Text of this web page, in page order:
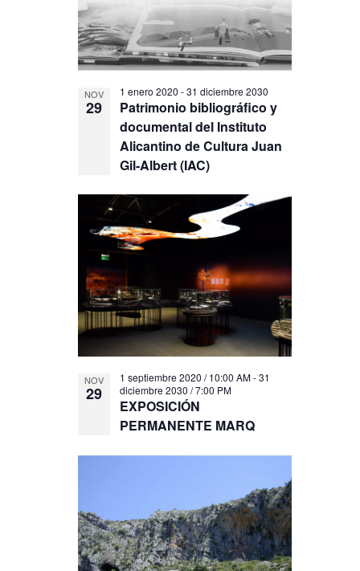
NOV
29
Patrimonio bibliográfico y
documental del Instituto
Alicantino de Cultura Juan
Gil-Albert (IAC)
1 enero 2020 -31 diciembre 2030
NOV
29
EXPOSICIÓN
PERMANENTE MARQ
1 septiembre 2020 / 10:00 AM-31
diciembre 2030 / 7:00 PM